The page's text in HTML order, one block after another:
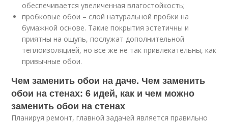
обеспечивается увеличенная влагостойкость;
пробковые обои – слой натуральной пробки на
бумажной основе. Такие покрытия эстетичны и
приятны на ощупь, послужат дополнительной
теплоизоляцией, но все же не так привлекательны, как
привычные обои.
Чем заменить обои на даче. Чем заменить
обои на стенах: 6 идей, как и чем можно
заменить обои на стенах
Планируя ремонт, главной задачей является правильно